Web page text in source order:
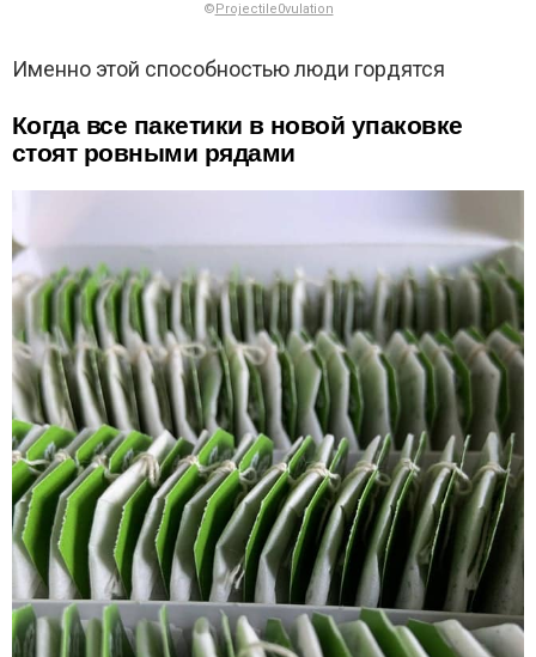
© Projectile0vulation
Именно этой способностью люди гордятся
Когда все пакетики в новой упаковке
стоят ровными рядами